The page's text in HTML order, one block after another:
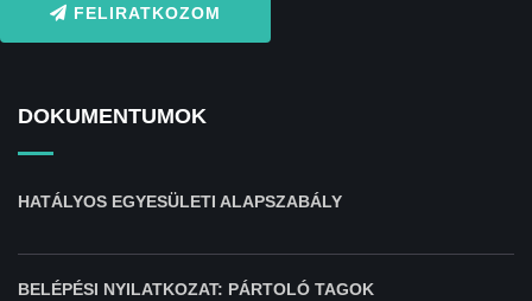
FELIRATKOZOM
DOKUMENTUMOK
HATÁLYOS EGYESÜLETI ALAPSZABÁLY
BELÉPÉSI NYILATKOZAT: PÁRTOLÓ TAGOK